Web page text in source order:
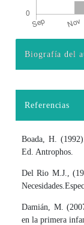
Biografía del
Referencias
Boada, H.
Ed. Antrophos.
Del Rio M.J.,
Damián, M.
en la primera